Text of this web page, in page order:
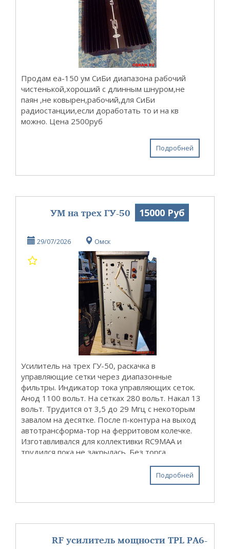
Продам ea-150 ум СиБи диапазона рабочий
чистенькой,хороший с длинным шнуром,не
паян ,не ковырен,рабочий,для СиБи
радиостанции,если доработать то и на кв
можно. Цена 2500руб
Подробней
УМ на трех ГУ-50 15000 Руб
29/07/2026 Омск
Усилитель на трех ГУ-50, раскачка в
управляющие сетки через диапазонные
фильтры. Индикатор тока управляющих сеток.
Анод 1100 вольт. На сетках 280 вольт. Накал 13
вольт. Трудится от 3,5 до 29 Мгц с некоторым
завалом на десятке. После п-контура на выход
автотрансформа-тор на ферритовом колечке.
Изготавливался для коллективки RC9MAA и
трудился пока не закрылась. Без торга.
Подробней
RF усилитель мощности TPL PA6-